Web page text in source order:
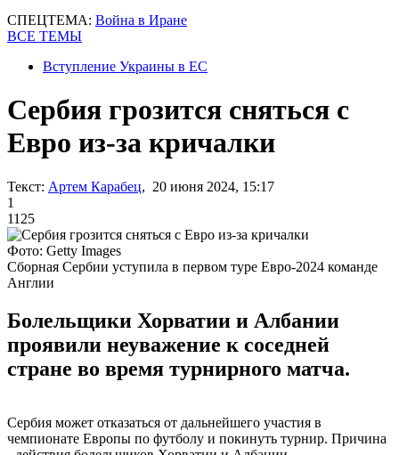
СПЕЦТЕМА: Война в Иране
ВСЕ ТЕМЫ
Вступление Украины в ЕС
Сербия грозится сняться с
Евро из-за кричалки
Текст: Артем Карабец, 20 июня 2024, 15:17
1
1125
Фото: Getty Images
Сборная Сербии уступила в первом туре Евро-2024 команде
Англии
Болельщики Хорватии и Албании
проявили неуважение к соседней
стране во время турнирного матча.
Сербия может отказаться от дальнейшего участия в
чемпионате Европы по футболу и покинуть турнир. Причина